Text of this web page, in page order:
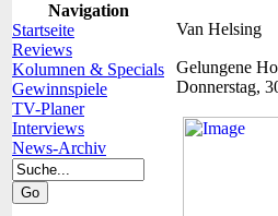
Navigation
Startseite
Reviews
Kolumnen & Specials
Gewinnspiele
TV-Planer
Interviews
News-Archiv
Van Helsing
Gelungene
Donnerstag,